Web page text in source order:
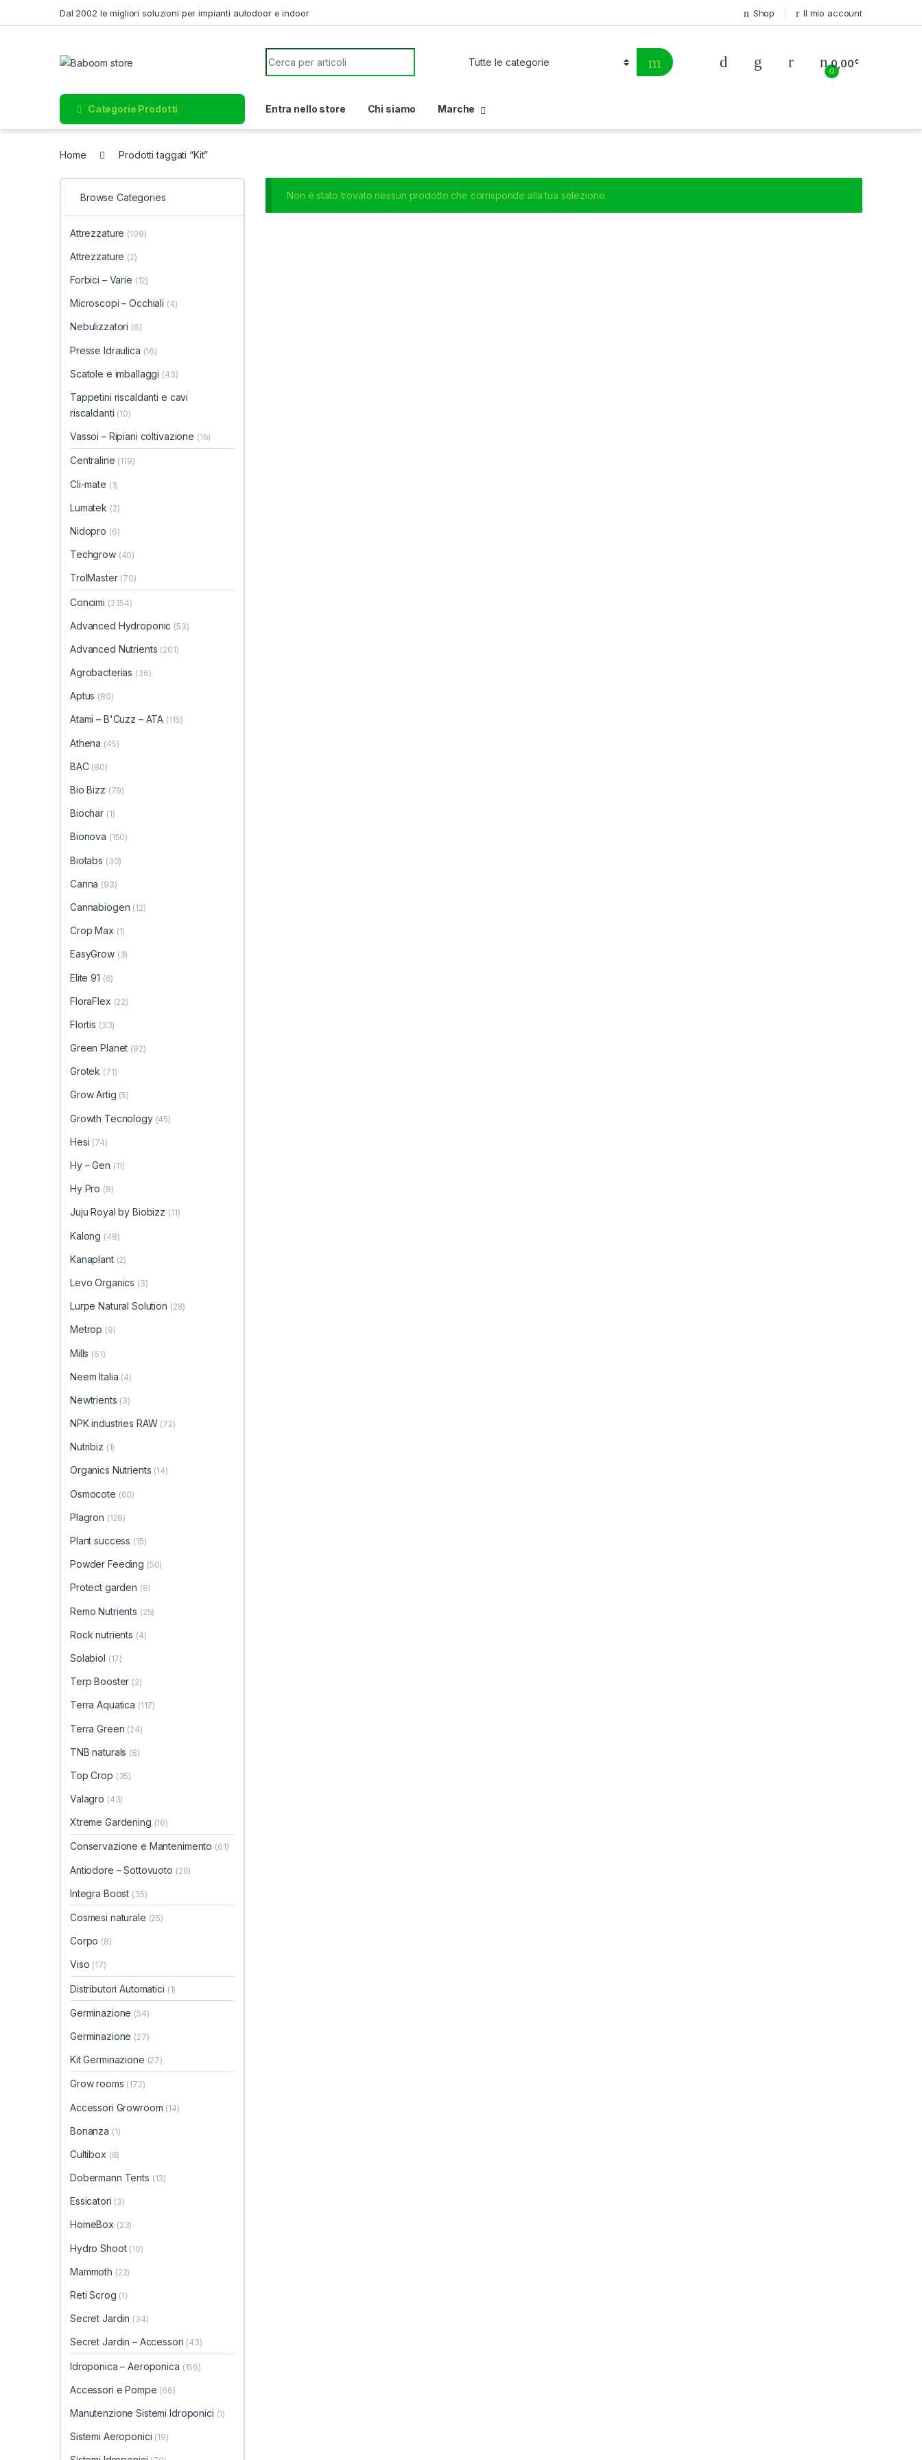
Dal 2002 le migliori soluzioni per impianti autodoor e indoor Shop Il mio account
Search for:
0
0,00€
Categorie Prodotti Entra nello store Chi siamo Marche
Home Prodotti taggati “Kit”
Non è stato trovato nessun prodotto che corrisponde alla tua selezione.
Browse Categories
Attrezzature (109)
Attrezzature (2)
Forbici – Varie (12)
Microscopi – Occhiali (4)
Nebulizzatori (6)
Presse Idraulica (16)
Scatole e imballaggi (43)
Tappetini riscaldanti e cavi
riscaldanti (10)
Vassoi – Ripiani coltivazione (16)
Centraline (119)
Cli-mate (1)
Lumatek (2)
Nidopro (6)
Techgrow (40)
TrolMaster (70)
Concimi (2.154)
Advanced Hydroponic (53)
Advanced Nutrients (201)
Agrobacterias (36)
Aptus (80)
Atami – B'Cuzz – ATA (115)
Athena (45)
BAC (80)
Bio Bizz (79)
Biochar (1)
Bionova (150)
Biotabs (30)
Canna (93)
Cannabiogen (12)
Crop Max (1)
EasyGrow (3)
Elite 91 (6)
FloraFlex (22)
Flortis (33)
Green Planet (92)
Grotek (71)
Grow Artig (5)
Growth Tecnology (45)
Hesi (74)
Hy – Gen (11)
Hy Pro (8)
Juju Royal by Biobizz (11)
Kalong (48)
Kanaplant (2)
Levo Organics (3)
Lurpe Natural Solution (28)
Metrop (9)
Mills (61)
Neem Italia (4)
Newtrients (3)
NPK industries RAW (72)
Nutribiz (1)
Organics Nutrients (14)
Osmocote (60)
Plagron (128)
Plant success (15)
Powder Feeding (50)
Protect garden (8)
Remo Nutrients (25)
Rock nutrients (4)
Solabiol (17)
Terp Booster (2)
Terra Aquatica (117)
Terra Green (24)
TNB naturals (8)
Top Crop (35)
Valagro (43)
Xtreme Gardening (16)
Conservazione e Mantenimento (61)
Antiodore – Sottovuoto (26)
Integra Boost (35)
Cosmesi naturale (25)
Corpo (8)
Viso (17)
Distributori Automatici (1)
Germinazione (54)
Germinazione (27)
Kit Germinazione (27)
Grow rooms (172)
Accessori Growroom (14)
Bonanza (1)
Cultibox (8)
Dobermann Tents (13)
Essicatori (3)
HomeBox (23)
Hydro Shoot (10)
Mammoth (22)
Reti Scrog (1)
Secret Jardin (34)
Secret Jardin – Accessori (43)
Idroponica – Aeroponica (156)
Accessori e Pompe (66)
Manutenzione Sistemi Idroponici (1)
Sistemi Aeroponici (19)